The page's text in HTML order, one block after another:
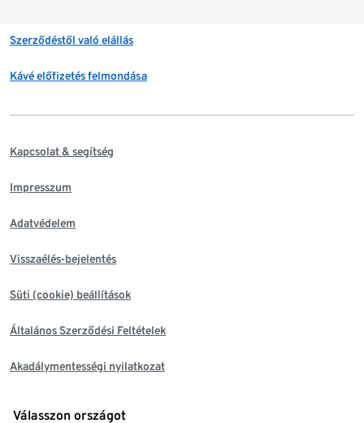
Szerződéstől való elállás
Kávé előfizetés felmondása
Kapcsolat & segítség
Impresszum
Adatvédelem
Visszaélés-bejelentés
Süti (cookie) beállítások
Általános Szerződési Feltételek
Akadálymentességi nyilatkozat
Válasszon országot